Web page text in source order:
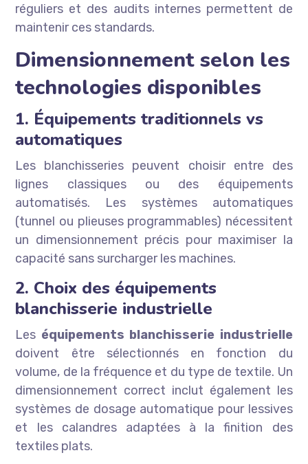
réguliers et des audits internes permettent de
maintenir ces standards.
Dimensionnement selon les
technologies disponibles
1. Équipements traditionnels vs
automatiques
Les blanchisseries peuvent choisir entre des
lignes classiques ou des équipements
automatisés. Les systèmes automatiques
(tunnel ou plieuses programmables) nécessitent
un dimensionnement précis pour maximiser la
capacité sans surcharger les machines.
2. Choix des équipements
blanchisserie industrielle
Les équipements blanchisserie industrielle
doivent être sélectionnés en fonction du
volume, de la fréquence et du type de textile. Un
dimensionnement correct inclut également les
systèmes de dosage automatique pour lessives
et les calandres adaptées à la finition des
textiles plats.